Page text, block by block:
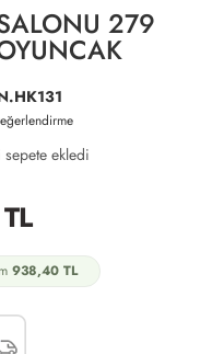
279
sepete ekledi
938,40TL